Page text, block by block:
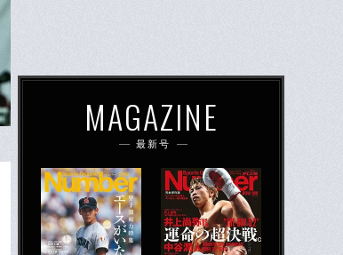
MAGAZINE
最新号